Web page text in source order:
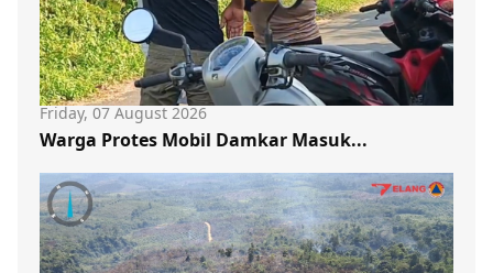
Friday, 07 August 2026
Warga Protes Mobil Damkar Masuk...